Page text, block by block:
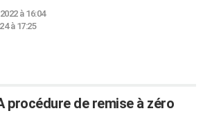
à 16:04
à 17:25
procédure de remise à zéro